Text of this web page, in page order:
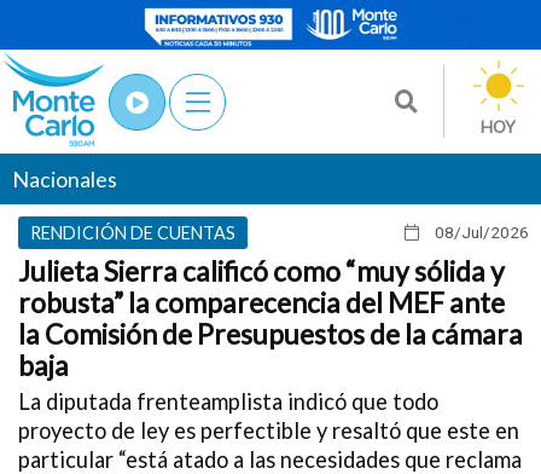
HOY
Nacionales
08/Jul/2026
RENDICIÓN DE CUENTAS
Julieta Sierra calificó como “muy sólida y
robusta” la comparecencia del MEF ante
la Comisión de Presupuestos de la cámara
baja
La diputada frenteamplista indicó que todo
proyecto de ley es perfectible y resaltó que este en
particular “está atado a las necesidades que reclama